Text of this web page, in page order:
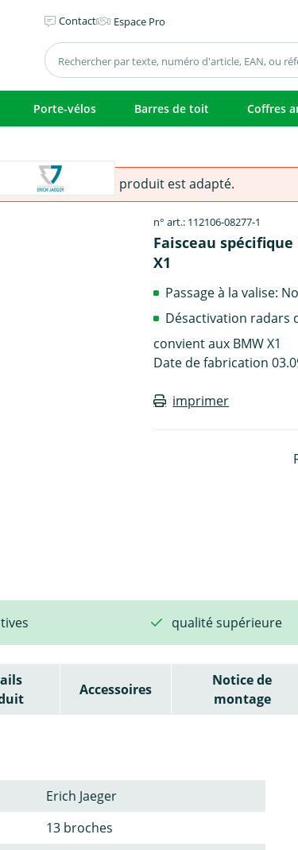
Contact Espace Pro
Porte-vélos Barres de toit Coffres
s'assurer que le produit est adapté.
n° art.: 112106-08277-1
Faisceau spécifique
X1
Passage à la valise:
Désactivation radars
convient aux BMW X1
Date de fabrication
imprimer
qualité supérieure
Accessoires
Notice de
montage
Erich Jaeger
13 broches